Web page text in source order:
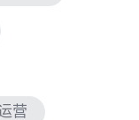
营